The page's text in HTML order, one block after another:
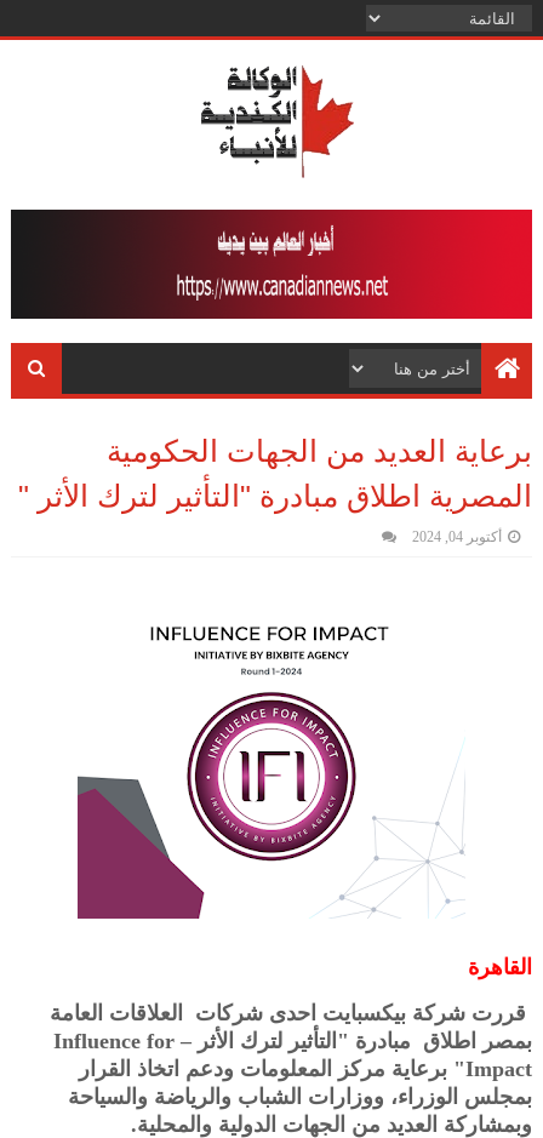
برعاية العديد من الجهات الحكومية
المصرية اطلاق مبادرة "التأثير لترك الأثر "
أكتوبر 04, 2024
القاهرة
قررت شركة بيكسبايت احدى شركات العلاقات العامة
بمصر اطلاق مبادرة "التأثير لترك الأثر – Influence for
Impact" برعاية مركز المعلومات ودعم اتخاذ القرار
بمجلس الوزراء، ووزارات الشباب والرياضة والسياحة
وبمشاركة العديد من الجهات الدولية والمحلية.